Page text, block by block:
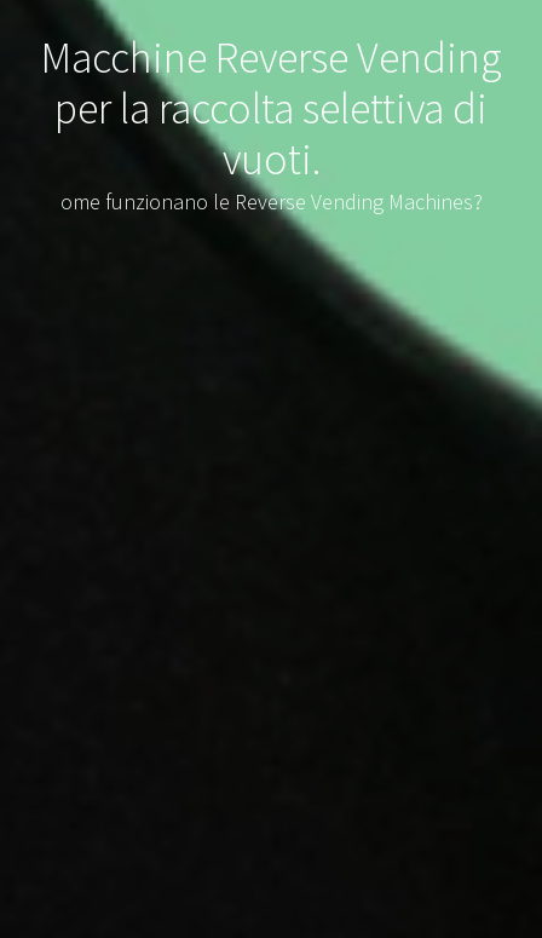
Macchine Reverse Vending
per la raccolta selettiva di
vuoti.
ome funzionano le Reverse Vending Machines?